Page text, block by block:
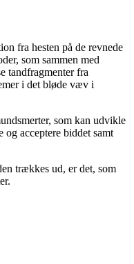
fra hesten på de revnede
som sammen med
tandfragmenter fra
i det bløde væv i
som kan udvikle
og acceptere biddet samt
trækkes ud, er det, som